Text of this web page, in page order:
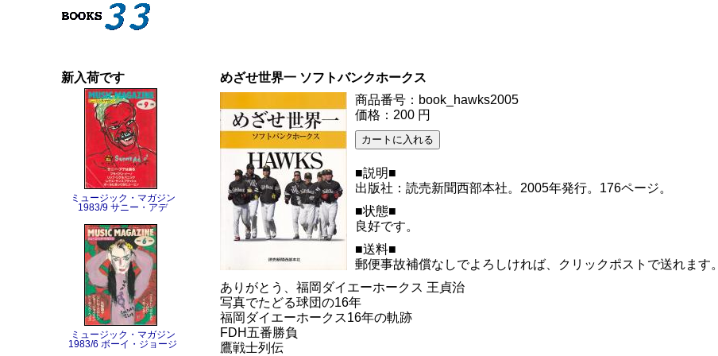
新入荷です
ミュージック・マガジン
1983/9 サニー・アデ
ミュージック・マガジン
1983/6 ボーイ・ジョージ
めざせ世界一 ソフトバンクホークス
商品番号：book_hawks2005
価格：200 円
■説明■
出版社：読売新聞西部本社。2005年発行。176ページ。
■状態■
良好です。
■送料■
郵便事故補償なしでよろしければ、クリックポストで送れます。
ありがとう、福岡ダイエーホークス 王貞治
写真でたどる球団の16年
福岡ダイエーホークス16年の軌跡
FDH五番勝負
鷹戦士列伝